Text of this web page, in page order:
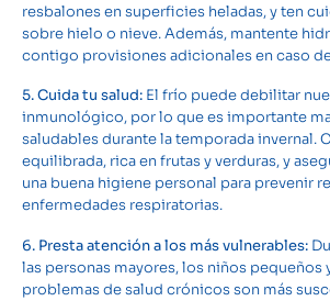
resbalones en superficies heladas, y ten
sobre hielo o nieve. Además, mantente
contigo provisiones adicionales en caso
5. Cuida tu salud: El frío puede debilitar
inmunológico, por lo que es importante
saludables durante la temporada invernal.
equilibrada, rica en frutas y verduras, y
una buena higiene personal para prevenir
enfermedades respiratorias.
6. Presta atención a los más vulnerables:
las personas mayores, los niños pequeños
problemas de salud crónicos son más